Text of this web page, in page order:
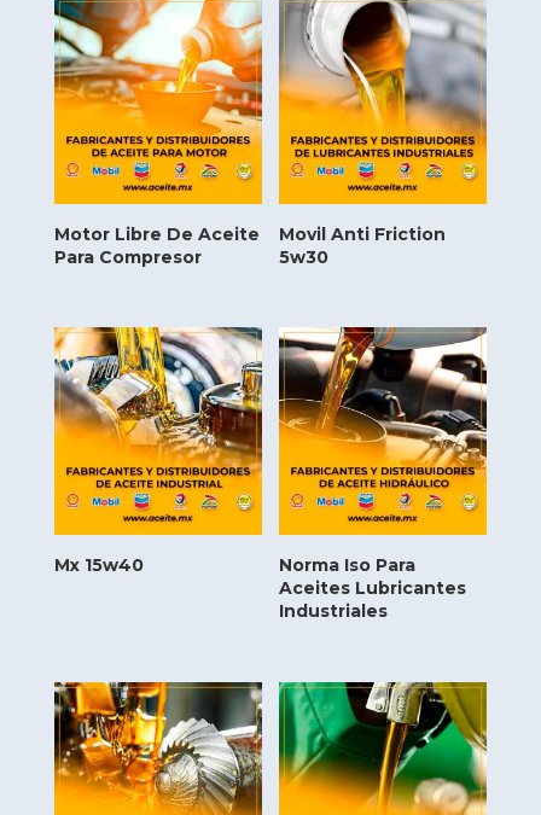
Motor Libre De Aceite
Para Compresor
Movil Anti Friction
5w30
Mx 15w40
Norma Iso Para
Aceites Lubricantes
Industriales